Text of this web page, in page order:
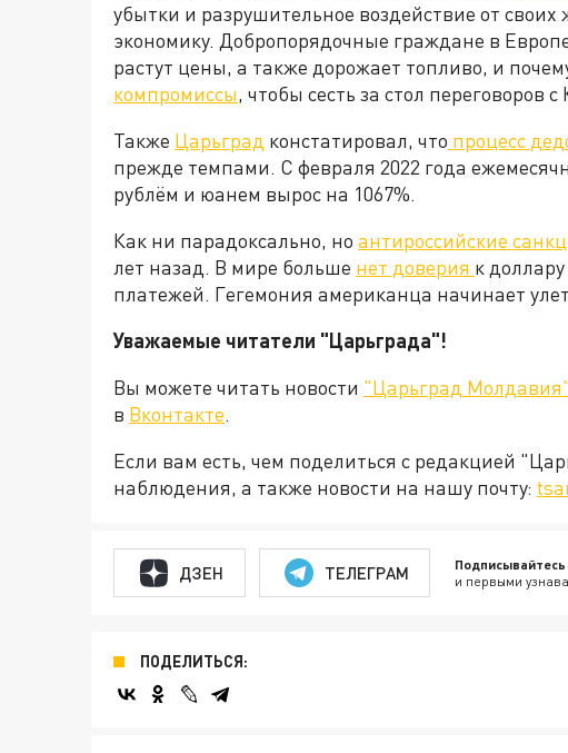
убытки и разрушительное воздействие от
экономику. Добропорядочные граждане в
растут цены, а также дорожает топливо, и
компромиссы, чтобы сесть за стол переговоров
Также Царьград констатировал, что процесс
прежде темпами. С февраля 2022 года
рублём и юанем вырос на 1067%.
Как ни парадоксально, но антироссийские
лет назад. В мире больше нет доверия к
платежей. Гегемония американца начинает
Уважаемые читатели "Царьграда"!
Вы можете читать новости "Царьград Молдавия"
в Вконтакте.
Если вам есть, чем поделиться с редакцией
наблюдения, а также новости на нашу почту:
ДЗЕН ТЕЛЕГРАМ и первыми
ПОДЕЛИТЬСЯ: